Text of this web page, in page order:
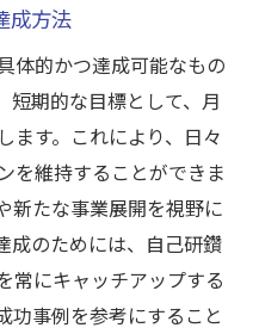
成方法
体的かつ達成可能なもの
短期的な目標として、月
ます。これにより、日々
を維持することができま
新たな事業展開を視野に
成のためには、自己研鑽
常にキャッチアップする
功事例を参考にすること